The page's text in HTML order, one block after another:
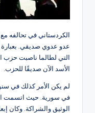
الكردستاني في تحالفه
عدو عدوي صديقي. بعبارة
التي لطالما ناصبت حزب
الأسد الآن صديقًا للحزب.
لم يكن الأمر كذلك في
في سورية. حيث اتسمت
الوثيق والشراكة. وكان